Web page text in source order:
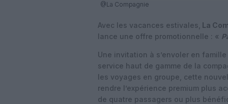
@La Compagnie
Avec les vacances estivales, La
lance une offre promotionnelle : «
Une invitation à s’envoler en
service haut de gamme de la
les voyages en groupe, cette
rendre l’expérience premium plus
de quatre passagers ou plus